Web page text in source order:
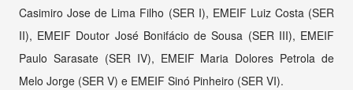
Casimiro Jose de Lima Filho (SER I), EMEIF Luiz Costa (SER
II), EMEIF Doutor José Bonifácio de Sousa (SER III), EMEIF
Paulo Sarasate (SER IV), EMEIF Maria Dolores Petrola de
Melo Jorge (SER V) e EMEIF Sinó Pinheiro (SER VI).